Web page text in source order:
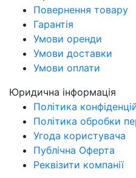
Повернення товару
Гарантія
Умови оренди
Умови доставки
Умови оплати
Юридична інформація
Політика
Політика обробки
Угода користувача
Публічна Оферта
Реквізити компанії